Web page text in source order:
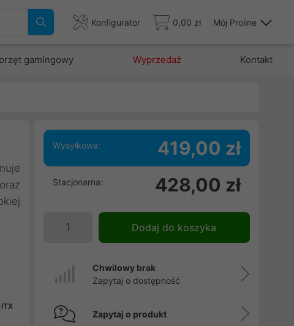
Konfigurator 0,00 zł Mój Proline
gamingowy Wyprzedaż Kontakt
Wysyłkowa: 419,00 zł
Stacjonarna: 428,00 zł
Dodaj do koszyka
Chwilowy brak
Zapytaj o dostępność
Zapytaj o produkt